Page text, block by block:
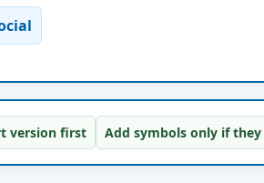
version first Add symbols only if